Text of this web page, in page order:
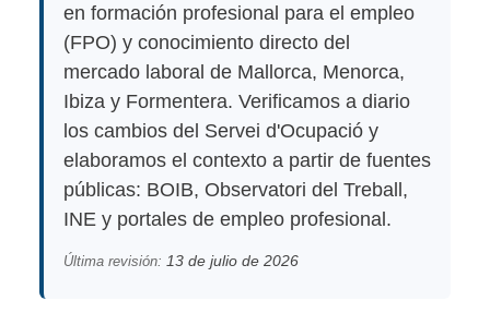
en formación profesional para el empleo
(FPO) y conocimiento directo del
mercado laboral de Mallorca, Menorca,
Ibiza y Formentera. Verificamos a diario
los cambios del Servei d'Ocupació y
elaboramos el contexto a partir de fuentes
públicas: BOIB, Observatori del Treball,
INE y portales de empleo profesional.
Última revisión: 13 de julio de 2026